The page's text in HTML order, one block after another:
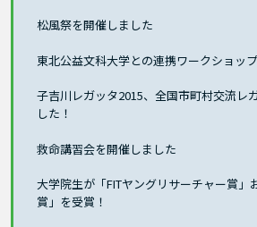
松風祭を開催しました
東北公益文科大学との連携ワークショッ
子吉川レガッタ2015、全国市町村交流レ
した！
救命講習会を開催しました
大学院生が「FITヤングリサーチャー賞」
賞」を受賞！